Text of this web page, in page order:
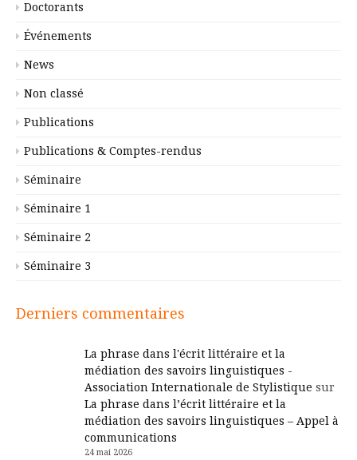
Doctorants
Événements
News
Non classé
Publications
Publications & Comptes-rendus
Séminaire
Séminaire 1
Séminaire 2
Séminaire 3
Derniers commentaires
La phrase dans l'écrit littéraire et la
médiation des savoirs linguistiques -
Association Internationale de Stylistique sur
La phrase dans l’écrit littéraire et la
médiation des savoirs linguistiques – Appel à
communications
24 mai 2026